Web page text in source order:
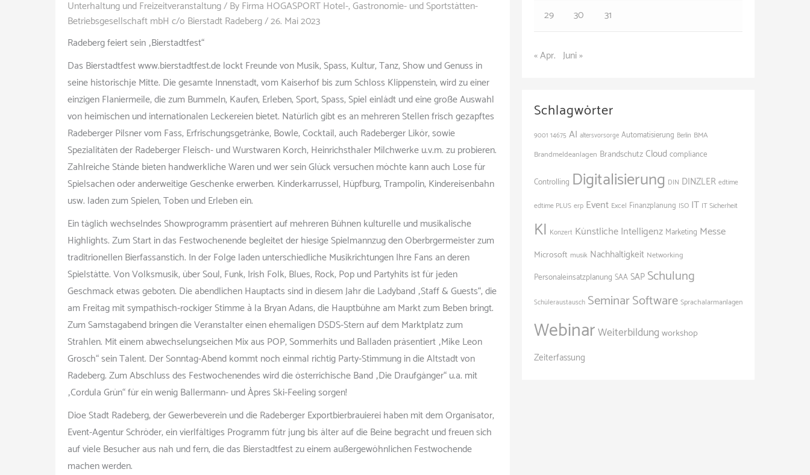
Unterhaltung und Freizeitveranstaltung/ ByFirma HOGASPORT Hotel-, Gastronomie- und Sportstätten-
Betriebsgesellschaft mbH c/o Bierstadt Radeberg/26. Mai 2023
Radeberg feiert sein „Bierstadtfest“
Das Bierstadtfest www.bierstadtfest.de lockt Freunde von Musik, Spass, Kultur, Tanz, Show und Genuss in
seine historischje Mitte. Die gesamte Innenstadt, vom Kaiserhof bis zum Schloss Klippenstein, wird zu einer
einzigen Flaniermeile, die zum Bummeln, Kaufen, Erleben, Sport, Spass, Spiel einlädt und eine große Auswahl
von heimischen und internationalen Leckereien bietet. Natürlich gibt es an mehreren Stellen frisch gezapftes
Radeberger Pilsner vom Fass, Erfrischungsgetränke, Bowle, Cocktail, auch Radeberger Likör, sowie
Spezialitäten der Radeberger Fleisch- und Wurstwaren Korch, Heinrichsthaler Milchwerke u.v.m. zu probieren.
Zahlreiche Stände bieten handwerkliche Waren und wer sein Glück versuchen möchte kann auch Lose für
Spielsachen oder anderweitige Geschenke erwerben. Kinderkarrussel, Hüpfburg, Trampolin, Kindereisenbahn
usw. laden zum Spielen, Toben und Erleben ein.
Ein täglich wechselndes Showprogramm präsentiert auf mehreren Bühnen kulturelle und musikalische
Highlights. Zum Start in das Festwochenende begleitet der hiesige Spielmannzug den Oberbrgermeister zum
traditrionellen Bierfassanstich. In der Folge laden unterschiedliche Musikrichtungen Ihre Fans an deren
Spielstätte. Von Volksmusik, über Soul, Funk, Irish Folk, Blues, Rock, Pop und Partyhits ist für jeden
Geschmack etwas geboten. Die abendlichen Hauptacts sind in diesem Jahr die Ladyband „Staff & Guests“, die
am Freitag mit sympathisch-rockiger Stimme à la Bryan Adans, die Hauptbühne am Markt zum Beben bringt.
Zum Samstagabend bringen die Veranstalter einen ehemaligen DSDS-Stern auf dem Marktplatz zum
Strahlen. Mit einem abwechselungseichen Mix aus POP, Sommerhits und Balladen präsentiert „Mike Leon
Grosch“ sein Talent. Der Sonntag-Abend kommt noch einmal richtig Party-Stimmung in die Altstadt von
Radeberg. Zum Abschluss des Festwochenendes wird die österrichische Band „Die Draufgänger“ u.a. mit
„Cordula Grün“ für ein wenig Ballermann- und Àpres Ski-Feeling sorgen!
Dioe Stadt Radeberg, der Gewerbeverein und die Radeberger Exportbierbrauierei haben mit dem Organisator,
Event-Agentur Schröder, ein vierlfältiges Programm fütr jung bis älter auf die Beine begracht und freuen sich
auf viele Besucher aus nah und fern, die das Bierstadtfest zu einem außergewöhnlichen Festwochende
machen werden.
29
30 31
« Apr. Juni »
Schlagwörter
9001 14675 AI altersvorsorge Automatisierung Berlin BMA
Brandmeldeanlagen BrandschutzCloud compliance
Controlling Digitalisierung DIN DINZLER edtime
edtime PLUS erp Event Excel Finanzplanung ISO IT IT Sicherheit
KI Konzert Künstliche Intelligenz Marketing Messe
Microsoft musik Nachhaltigkeit Networking
Personaleinsatzplanung SAASAP Schulung
Schüleraustausch SeminarSoftware Sprachalarmanlagen
WebinarWeiterbildung workshop
Zeiterfassung